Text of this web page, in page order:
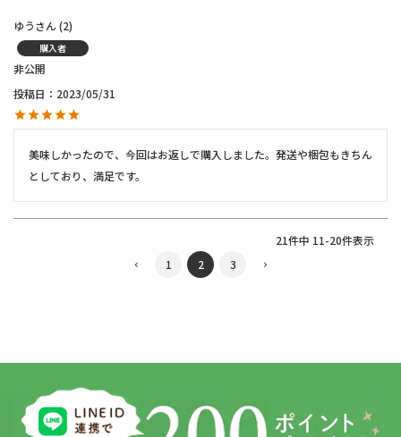
ゆう 2
購入者
非公開
投稿日
2023/05/31
美味しかったので、今回はお返しで購入しました。発送や梱包もきちん
としており、満足です。
21件中 11-20件表示
1
2 3